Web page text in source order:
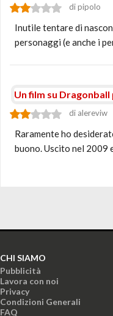
di pipolo
Inutile tentare di
personaggi (e anche i
Un film su
di alereviw
Raramente ho
buono. Uscito nel 2009
CHI SIAMO
Pubblicità
Lavora con noi
Privacy
Condizioni Generali
FAQ